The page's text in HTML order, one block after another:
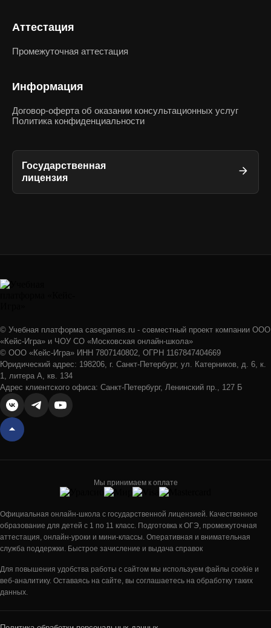
Аттестация
Промежуточная аттестация
Информация
Договор-оферта об оказании консультационных услуг
Политика конфиденциальности
Государственная
лицензия
© Учебная платформа casegames.ru - совместный проект компании ООО
«Кейс-Игра» и ЧОУ СО «Московская онлайн-школа»
© ООО «Кейс-Игра» ИНН 7807140802, ОГРН 1167847404669
Юридический адрес: 198206, г. Санкт-Петербург, ул. Катерников, д. 6, к.
1, литера А, кв. 134
Адрес клиентского офиса: Санкт-Петербург, Ленинский пр., 127 Б
Мы принимаем к оплате
Официальная онлайн-школа с государственной лицензией. Качественное
образование для детей с 1 по 11 класс. Подготовка к ОГЭ, промежуточная
аттестация, онлайн-уроки и мини-классы. Оперативная и внимательная
служба поддержки. Быстрое зачисление и выдача справок
Для повышения удобства работы с сайтом мы используем файлы cookie и
веб-аналитику. Оставаясь на сайте, вы соглашаетесь на обработку таких
данных.